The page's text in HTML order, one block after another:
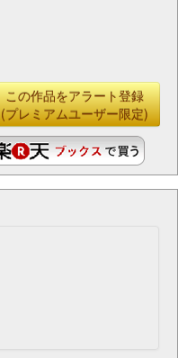
この作品をアラート登録
(プレミアムユーザー限定)